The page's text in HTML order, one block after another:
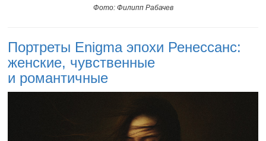
Фото: Филипп Рабачев
Портреты Enigma эпохи Ренессанс:
женские, чувственные
и романтичные